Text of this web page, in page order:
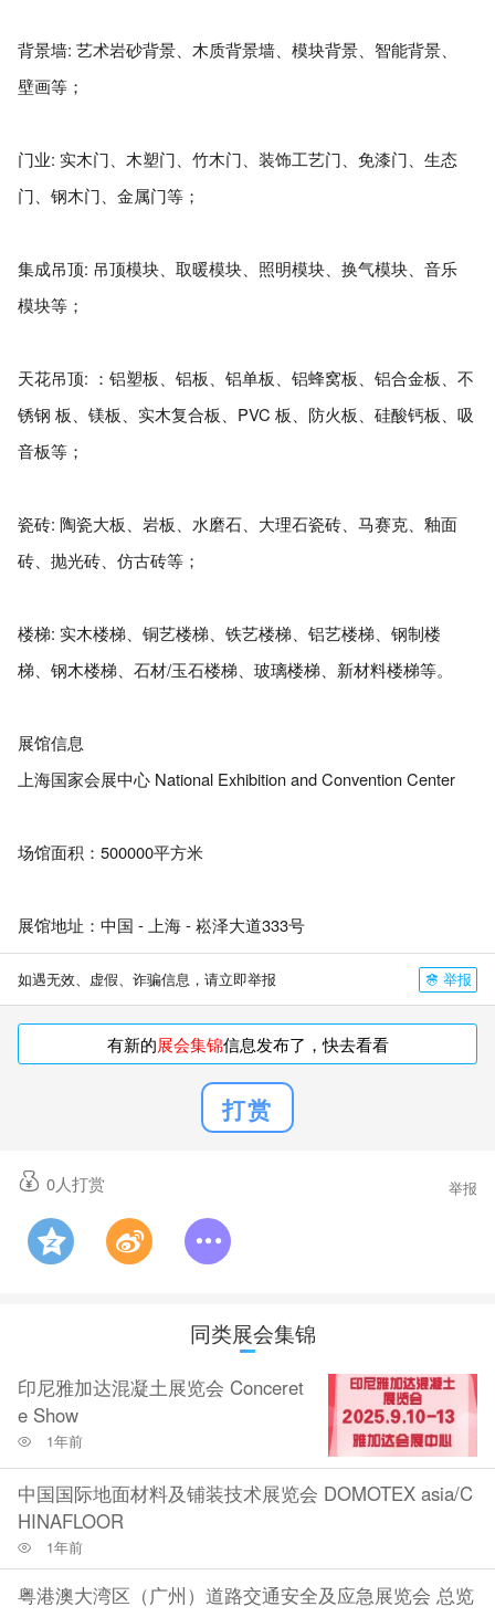
背景墙: 艺术岩砂背景、木质背景墙、模块背景、智能背景、
壁画等；
门业: 实木门、木塑门、竹木门、装饰工艺门、免漆门、生态
门、钢木门、金属门等；
集成吊顶: 吊顶模块、取暖模块、照明模块、换气模块、音乐
模块等；
天花吊顶: ：铝塑板、铝板、铝单板、铝蜂窝板、铝合金板、不
锈钢 板、镁板、实木复合板、PVC 板、防火板、硅酸钙板、吸
音板等；
瓷砖: 陶瓷大板、岩板、水磨石、大理石瓷砖、马赛克、釉面
砖、抛光砖、仿古砖等；
楼梯: 实木楼梯、铜艺楼梯、铁艺楼梯、铝艺楼梯、钢制楼
梯、钢木楼梯、石材/玉石楼梯、玻璃楼梯、新材料楼梯等。
展馆信息
上海国家会展中心 National Exhibition and Convention Center
场馆面积：500000平方米
展馆地址：中国 - 上海 - 崧泽大道333号
如遇无效、虚假、诈骗信息，请立即举报 举报
有新的展会集锦信息发布了，快去看看
打赏
0人打赏 举报
同类展会集锦
印尼雅加达混凝土展览会 Conceret
e Show
1年前
中国国际地面材料及铺装技术展览会 DOMOTEX asia/C
HINAFLOOR
1年前
粤港澳大湾区（广州）道路交通安全及应急展览会 总览